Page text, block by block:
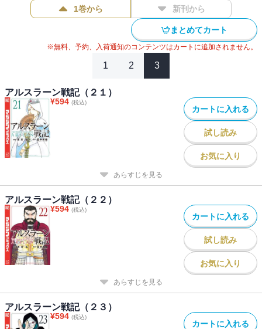
1巻から 新刊から
まとめてカート
※無料、予約、入荷通知のコンテンツはカートに追加されません。
1 2 3
アルスラーン戦記（２１）
¥594 (税込)
カートに入れる
試し読み
お気に入り
あらすじを見る
アルスラーン戦記（２２）
¥594 (税込)
カートに入れる
試し読み
お気に入り
あらすじを見る
アルスラーン戦記（２３）
¥594 (税込)
カートに入れる